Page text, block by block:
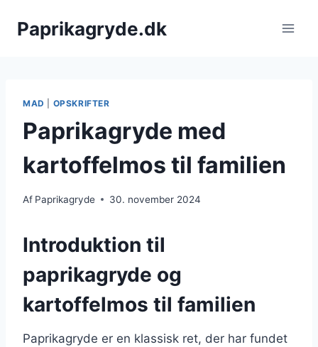
Paprikagryde.dk
MAD OPSKRIFTER
Paprikagryde med
kartoffelmos til familien
Af Paprikagryde 30. november 2024
Introduktion til
paprikagryde og
kartoffelmos til familien
Paprikagryde er en klassisk ret, der har fundet